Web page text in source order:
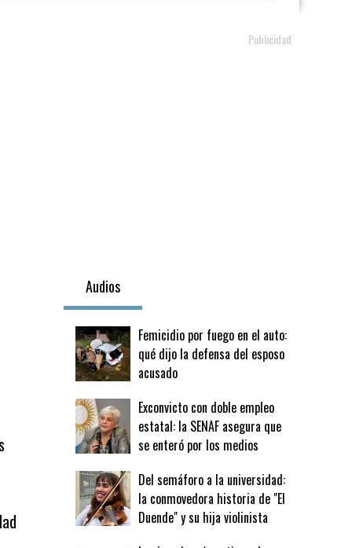
Audios
Femicidio por fuego en el auto:
qué dijo la defensa del esposo
acusado
Exconvicto con doble empleo
estatal: la SENAF asegura que
se enteró por los medios
Del semáforo a la universidad:
la conmovedora historia de "El
Duende" y su hija violinista